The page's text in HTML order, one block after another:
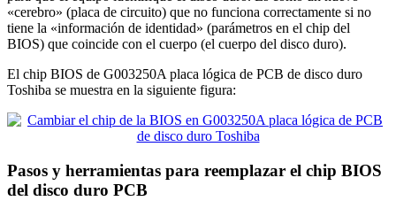
«cerebro» (placa de circuito) que no funciona correctamente si no
tiene la «información de identidad» (parámetros en el chip del
BIOS) que coincide con el cuerpo (el cuerpo del disco duro).
El chip BIOS de G003250A placa lógica de PCB de disco duro
Toshiba se muestra en la siguiente figura:
Pasos y herramientas para reemplazar el chip BIOS
del disco duro PCB